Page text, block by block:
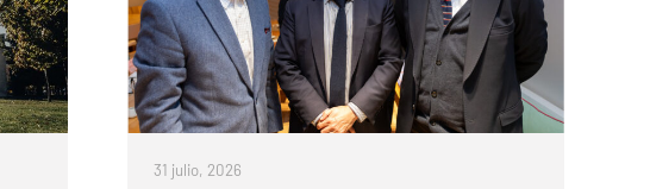
31 julio, 2026